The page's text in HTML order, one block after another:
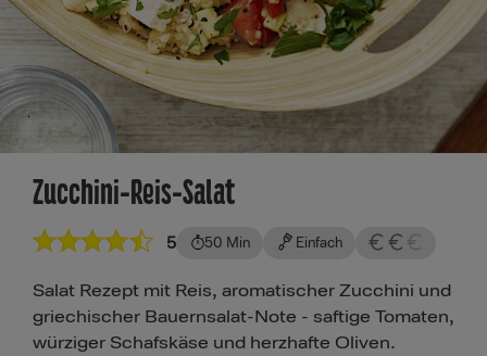
Zucchini-Reis-Salat
5 50 Min Einfach
Salat Rezept mit Reis, aromatischer Zucchini und
griechischer Bauernsalat-Note - saftige Tomaten,
würziger Schafskäse und herzhafte Oliven.